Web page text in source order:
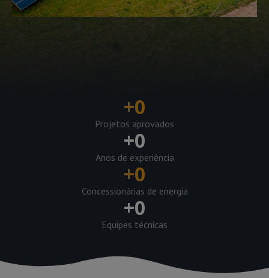
+0
Projetos aprovados
+0
Anos de experiência
+0
Concessionárias de energia
+0
Equipes técnicas